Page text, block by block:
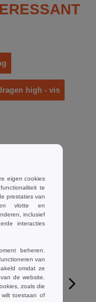
high - vis
eigen cookies
te
prestaties van
vlotte en
inclusief
interacties
beheren.
van
omdat ze
de website.
zoals die
toestaan of